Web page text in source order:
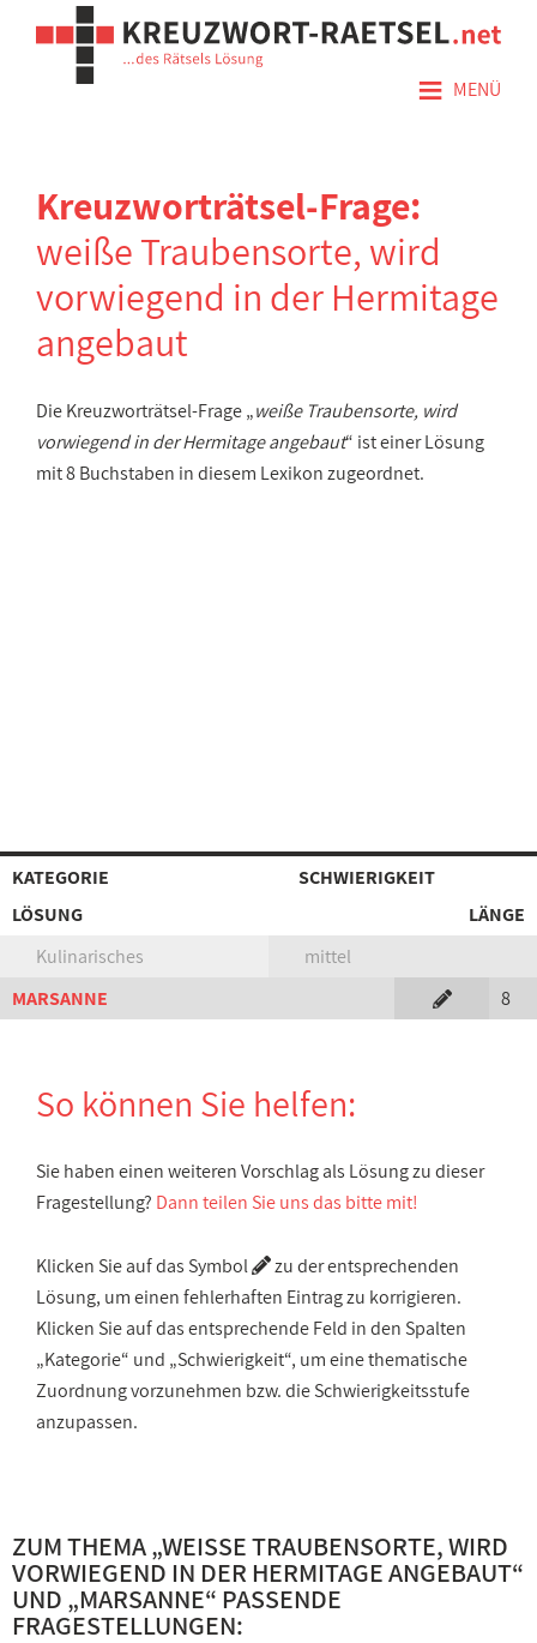
≡ MENÜ
Kreuzworträtsel-Frage:
weiße Traubensorte, wird
vorwiegend in der Hermitage
angebaut
Die Kreuzworträtsel-Frage „weiße Traubensorte, wird
vorwiegend in der Hermitage angebaut“ ist einer Lösung
mit 8 Buchstaben in diesem Lexikon zugeordnet.
KATEGORIE
SCHWIERIGKEIT
LÖSUNG
LÄNGE
Kulinarisches
mittel
MARSANNE
8
So können Sie helfen:
Sie haben einen weiteren Vorschlag als Lösung zu dieser
Fragestellung? Dann teilen Sie uns das bitte mit!
Klicken Sie auf das Symbol
zu der entsprechenden
Lösung, um einen fehlerhaften Eintrag zu korrigieren.
Klicken Sie auf das entsprechende Feld in den Spalten
„Kategorie“ und „Schwierigkeit“, um eine thematische
Zuordnung vorzunehmen bzw. die Schwierigkeitsstufe
anzupassen.
ZUM THEMA „WEISSE TRAUBENSORTE, WIRD V
ORWIEGEND IN DER HERMITAGE ANGEBAUT “
UND „MARSANNE“ PASSENDE
FRAGESTELLUNGEN: